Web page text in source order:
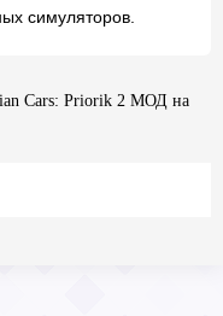
симуляторов.
Cars: Priorik 2 МОД на